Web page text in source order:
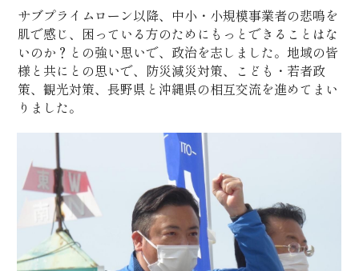
サブプライムローン以降、中小・小規模事業者の悲鳴を
肌で感じ、困っている方のためにもっとできることはな
いのか？との強い思いで、政治を志しました。地域の皆
様と共にとの思いで、防災減災対策、こども・若者政
策、観光対策、長野県と沖縄県の相互交流を進めてまい
りました。